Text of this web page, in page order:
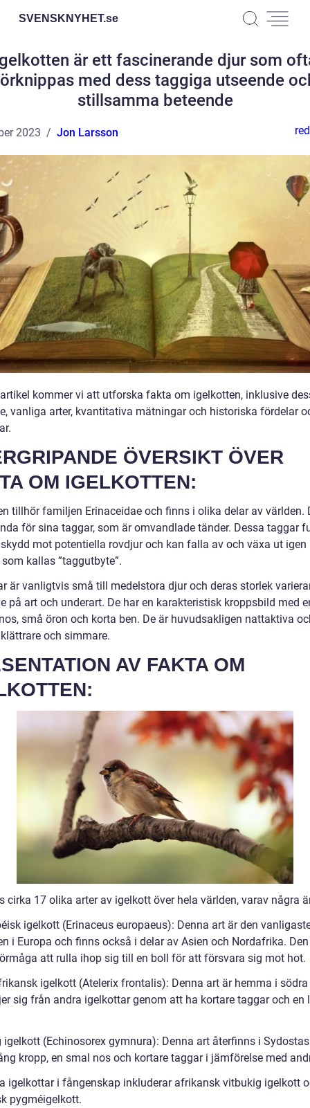
SVENSKNYHET.se
är ett fascinerande djur som
med dess taggiga utseende
stillsamma beteende
2023 Jon Larsson
kommer vi att utforska fakta om igelkotten, inklusive
vanliga arter, kvantitativa mätningar och historiska fördelar
ÖVERSIKT ÖVER
OM IGELKOTTEN:
tillhör familjen Erinaceidae och finns i olika delar av världen.
för sina taggar, som är omvandlade tänder. Dessa taggar
mot potentiella rovdjur och kan falla av och växa ut igen
kallas ”taggutbyte”.
är vanligtvis små till medelstora djur och deras storlek
på art och underart. De har en karakteristisk kroppsbild med
små öron och korta ben. De är huvudsakligen nattaktiva
och simmare.
AV FAKTA OM
cirka 17 olika arter av igelkott över hela världen, varav några
igelkott (Erinaceus europaeus): Denna art är den
i Europa och finns också i delar av Asien och Nordafrika.
att rulla ihop sig till en boll för att försvara sig mot hot.
igelkott (Atelerix frontalis): Denna art är hemma i
sig från andra igelkottar genom att ha kortare taggar och en
igelkott (Echinosorex gymnura): Denna art återfinns i
kropp, en smal nos och kortare taggar i jämförelse med
igelkottar i fångenskap inkluderar afrikansk vitbukig igelkott
pygméigelkott.